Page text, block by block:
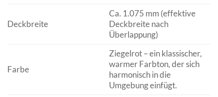
Deckbreite
Ca. 1.075 mm (effektive
Deckbreite nach
Überlappung)
Farbe
Ziegelrot – ein klassischer,
warmer Farbton, der sich
harmonisch in die
Umgebung einfügt.